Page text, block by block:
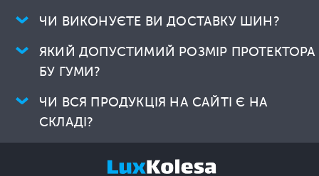
ЧИ ВИКОНУЄТЕ ВИ ДОСТАВКУ ШИН?
ЯКИЙ ДОПУСТИМИЙ РОЗМІР ПРОТЕКТОРА
БУ ГУМИ?
ЧИ ВСЯ ПРОДУКЦІЯ НА САЙТІ Є НА
СКЛАДІ?